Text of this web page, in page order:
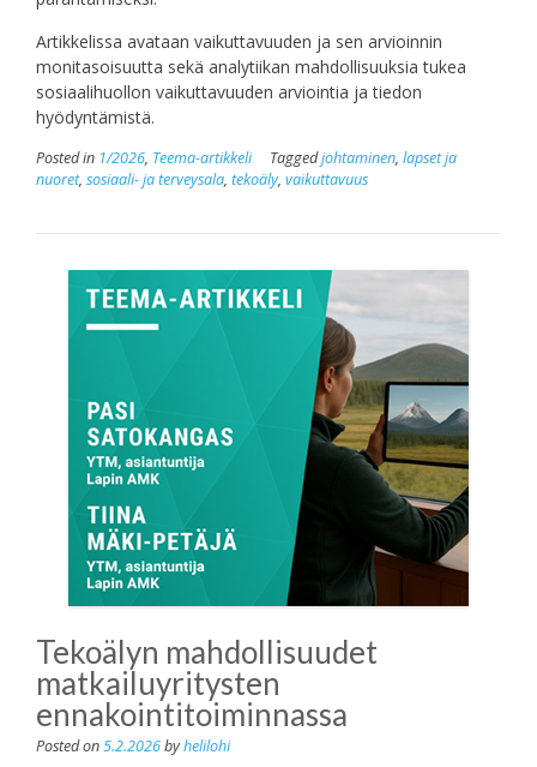
Artikkelissa avataan vaikuttavuuden ja sen arvioinnin
monitasoisuutta sekä analytiikan mahdollisuuksia tukea
sosiaalihuollon vaikuttavuuden arviointia ja tiedon
hyödyntämistä.
Posted in 1/2026, Teema-artikkeli Taggedjohtaminen, lapset ja
nuoret, sosiaali- ja terveysala, tekoäly, vaikuttavuus
Tekoälyn mahdollisuudet
matkailuyritysten
ennakointitoiminnassa
Posted on5.2.2026byhelilohi